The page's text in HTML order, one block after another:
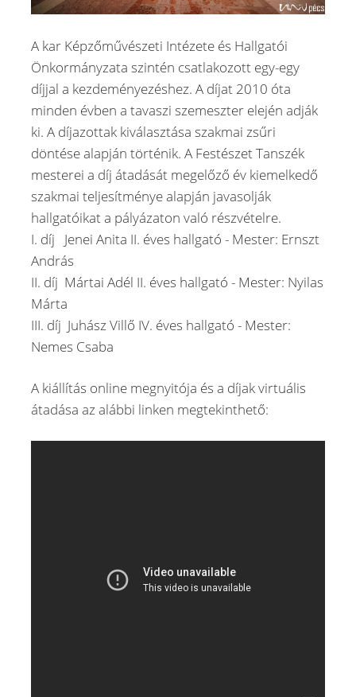
A kar Képzőművészeti Intézete és Hallgatói
Önkormányzata szintén csatlakozott egy-egy
díjjal a kezdeményezéshez. A díjat 2010 óta
minden évben a tavaszi szemeszter elején adják
ki. A díjazottak kiválasztása szakmai zsűri
döntése alapján történik. A Festészet Tanszék
mesterei a díj átadását megelőző év kiemelkedő
szakmai teljesítménye alapján javasolják
hallgatóikat a pályázaton való részvételre.
I. díj Jenei Anita II. éves hallgató - Mester: Ernszt
András
II. díj Mártai Adél II. éves hallgató - Mester: Nyilas
Márta
III. díj Juhász Villő IV. éves hallgató - Mester:
Nemes Csaba
A kiállítás online megnyitója és a díjak virtuális
átadása az alábbi linken megtekinthető: